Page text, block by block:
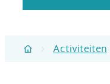
Startpagina
Activiteiten